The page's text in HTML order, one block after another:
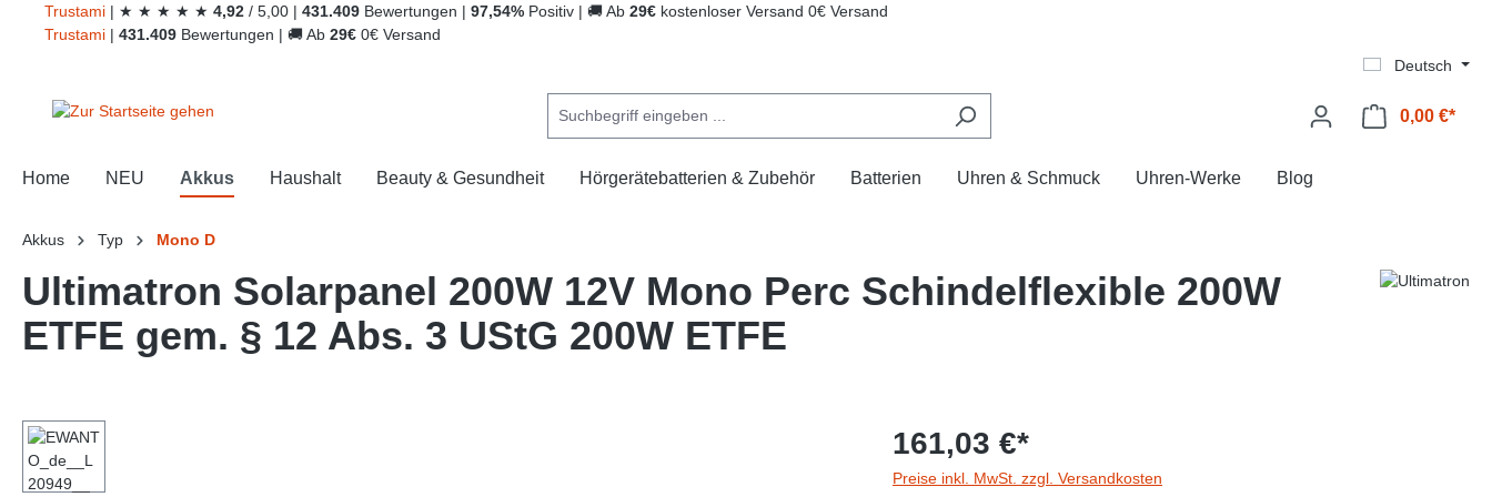
Zur Hauptnavigation springen
Trustami | ★ ★ ★ ★ ★ 4,92 / 5,00 | 431.409 Bewertungen | 97,54% Positiv | 🚚 Ab 29€ kostenloser Versand 0€ Versand
Trustami | 431.409 Bewertungen | 🚚 Ab 29€ 0€ Versand
Deutsch
0,00 €*
Home NEU Akkus Haushalt Beauty & Gesundheit Hörgerätebatterien & Zubehör Batterien Uhren & Schmuck Uhren-Werke Blog
Akkus Typ Mono D
Ultimatron Solarpanel 200W 12V Mono Perc Schindelflexible 200W
ETFE gem. § 12 Abs. 3 UStG 200W ETFE
Bildergalerie überspringen 161,03 €*
Preise inkl. MwSt. zzgl. Versandkosten